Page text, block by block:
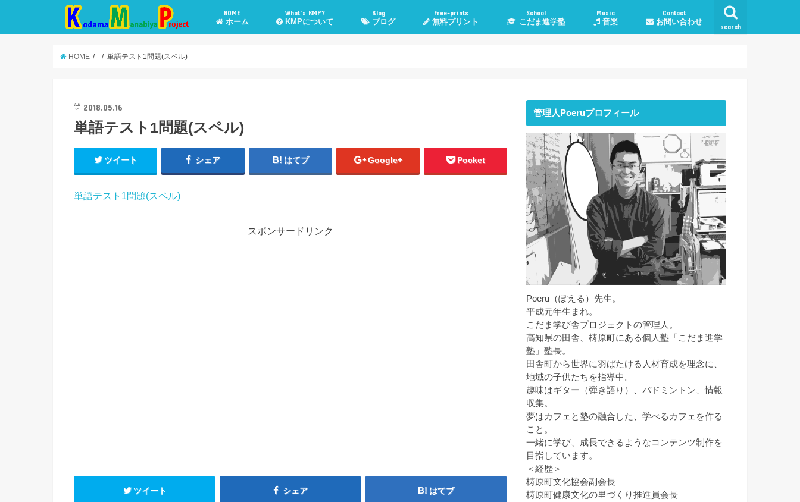
search
HOME
ホーム
What’s KMP?
KMPについて
Blog
ブログ
Free-prints
無料プリント
School
こだま進学塾
Music
音楽
Contact
お問い合わせ
HOME 単語テスト1問題(スペル)
2018.05.16
単語テスト1問題(スペル)
ツイート シェア はてブ Google+ Pocket
単語テスト1問題(スペル)
スポンサードリンク
ツイート シェア はてブ
管理人Poeruプロフィール
Poeru（ぽえる）先生。
平成元年生まれ。
こだま学び舎プロジェクトの管理人。
高知県の田舎、梼原町にある個人塾「こだま進学
塾」塾長。
田舎町から世界に羽ばたける人材育成を理念に、
地域の子供たちを指導中。
趣味はギター（弾き語り）、バドミントン、情報
収集。
夢はカフェと塾の融合した、学べるカフェを作る
こと。
一緒に学び、成長できるようなコンテンツ制作を
目指しています。
＜経歴＞
梼原町文化協会副会長
梼原町健康文化の里づくり推進員会長